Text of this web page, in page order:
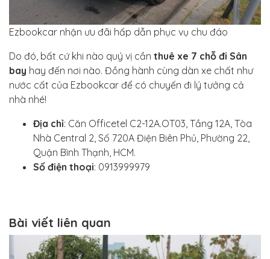
Ezbookcar nhận ưu đãi hấp dẫn phục vụ chu đáo
Do đó, bất cứ khi nào quý vị cần thuê xe 7 chỗ đi Sân
bay hay đến nơi nào. Đồng hành cùng dàn xe chất như
nước cất của Ezbookcar để có chuyến đi lý tưởng cả
nhà nhé!
Địa chỉ: Căn Officetel C2-12A.OT03, Tầng 12A, Tòa
Nhà Central 2, Số 720A Điện Biên Phủ, Phường 22,
Quận Bình Thạnh, HCM.
Số điện thoại: 0913999979
Bài viết liên quan